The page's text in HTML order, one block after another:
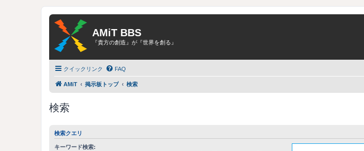
AMiT BBS
『貴方の創造』が『世界を創る』
クイックリンク FAQ
AMiT 掲示板トップ 検索
検索
検索クエリ
キーワード検索: